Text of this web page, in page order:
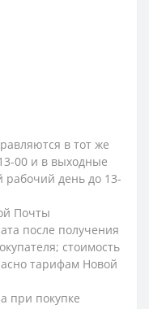
в тот же
00 и в выходные
день до 13-
Почты
после получения
стоимость
тарифам Новой
при покупке